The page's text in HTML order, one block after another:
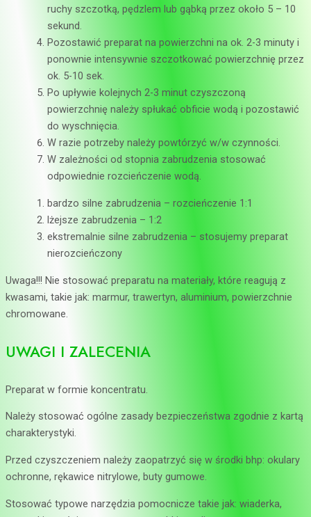
ruchy szczotką, pędzlem lub gąbką przez około 5 – 10
sekund.
Pozostawić preparat na powierzchni na ok. 2-3 minuty i
ponownie intensywnie szczotkować powierzchnię przez
ok. 5-10 sek.
Po upływie kolejnych 2-3 minut czyszczoną
powierzchnię należy spłukać obficie wodą i pozostawić
do wyschnięcia.
W razie potrzeby należy powtórzyć w/w czynności.
W zależności od stopnia zabrudzenia stosować
odpowiednie rozcieńczenie wodą.
bardzo silne zabrudzenia – rozcieńczenie 1:1
lżejsze zabrudzenia – 1:2
ekstremalnie silne zabrudzenia – stosujemy preparat
nierozcieńczony
Uwaga!!! Nie stosować preparatu na materiały, które reagują z
kwasami, takie jak: marmur, trawertyn, aluminium, powierzchnie
chromowane.
UWAGI I ZALECENIA
Preparat w formie koncentratu.
Należy stosować ogólne zasady bezpieczeństwa zgodnie z kartą
charakterystyki.
Przed czyszczeniem należy zaopatrzyć się w środki bhp: okulary
ochronne, rękawice nitrylowe, buty gumowe.
Stosować typowe narzędzia pomocnicze takie jak: wiaderka,